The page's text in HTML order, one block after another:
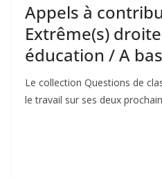
Appels à
Extrême(s)
éducation / A
Le collection Questions de
le travail sur ses deux